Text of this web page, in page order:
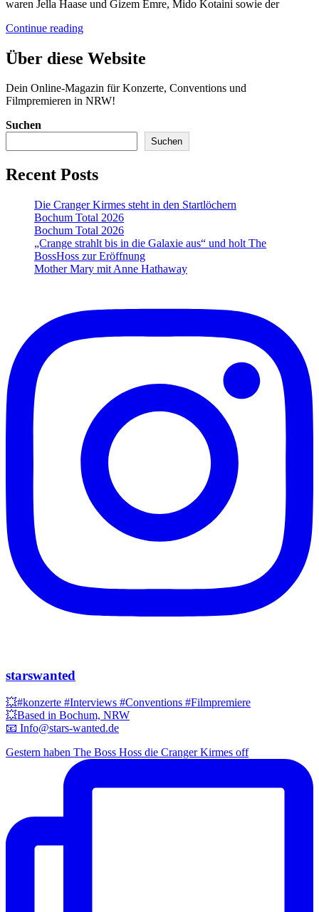
waren Jella Haase und Gizem Emre, Mido Kotaini sowie der
Continue readingChantal
Märchenland
Kinotour
Über diese Website
Dein Online-Magazin für Konzerte, Conventions und
Filmpremieren in NRW!
Suchen
Suchen
Recent Posts
Die Cranger Kirmes steht in den Startlöchern
Bochum Total 2026
Bochum Total 2026
„Crange strahlt bis in die Galaxie aus“ und holt The
BossHoss zur Eröffnung
Mother Mary mit Anne Hathaway
starswanted
💥#konzerte #Interviews #Conventions #Filmpremiere
💥Based in Bochum, NRW
📧 Info@stars-wanted.de
Gestern haben The Boss Hoss die Cranger Kirmes off